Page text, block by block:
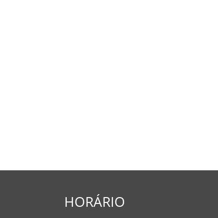
HORÁRIO